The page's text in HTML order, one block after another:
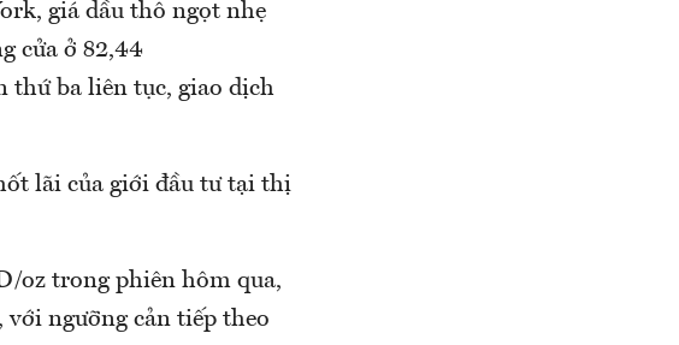
giá dầu thô ngọt nhẹ
cửa ở 82,44
thứ ba liên tục, giao dịch
lãi của giới đầu tư tại thị
oz trong phiên hôm qua,
ngưỡng cản tiếp theo